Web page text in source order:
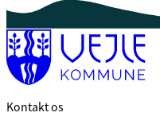
Kontakt os